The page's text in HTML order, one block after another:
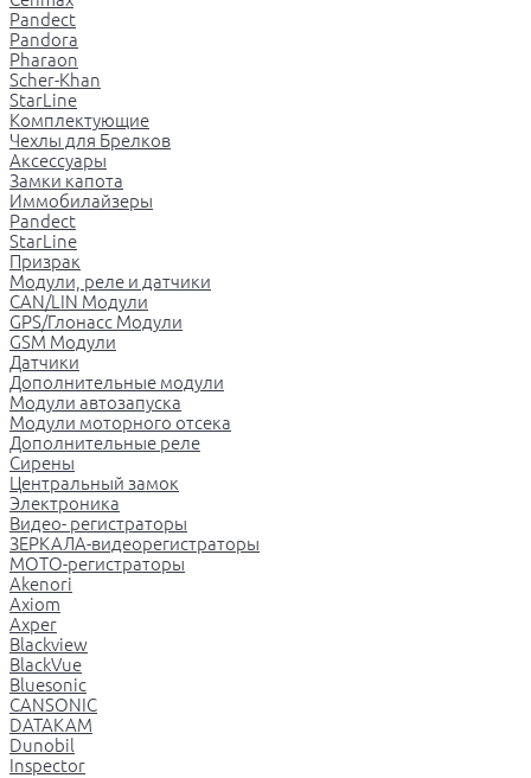
Pandect
Pandora
Pharaon
Scher-Khan
StarLine
Комплектующие
Чехлы для Брелков
Аксессуары
Замки капота
Иммобилайзеры
Pandect
StarLine
Призрак
Модули, реле и датчики
CAN/LIN Модули
GPS/Глонасс Модули
GSM Модули
Датчики
Дополнительные модули
Модули автозапуска
Модули моторного отсека
Дополнительные реле
Сирены
Центральный замок
Электроника
Видео- регистраторы
ЗЕРКАЛА-видеорегистраторы
МОТО-регистраторы
Akenori
Axiom
Axper
Blackview
BlackVue
Bluesonic
CANSONIC
DATAKAM
Dunobil
Inspector